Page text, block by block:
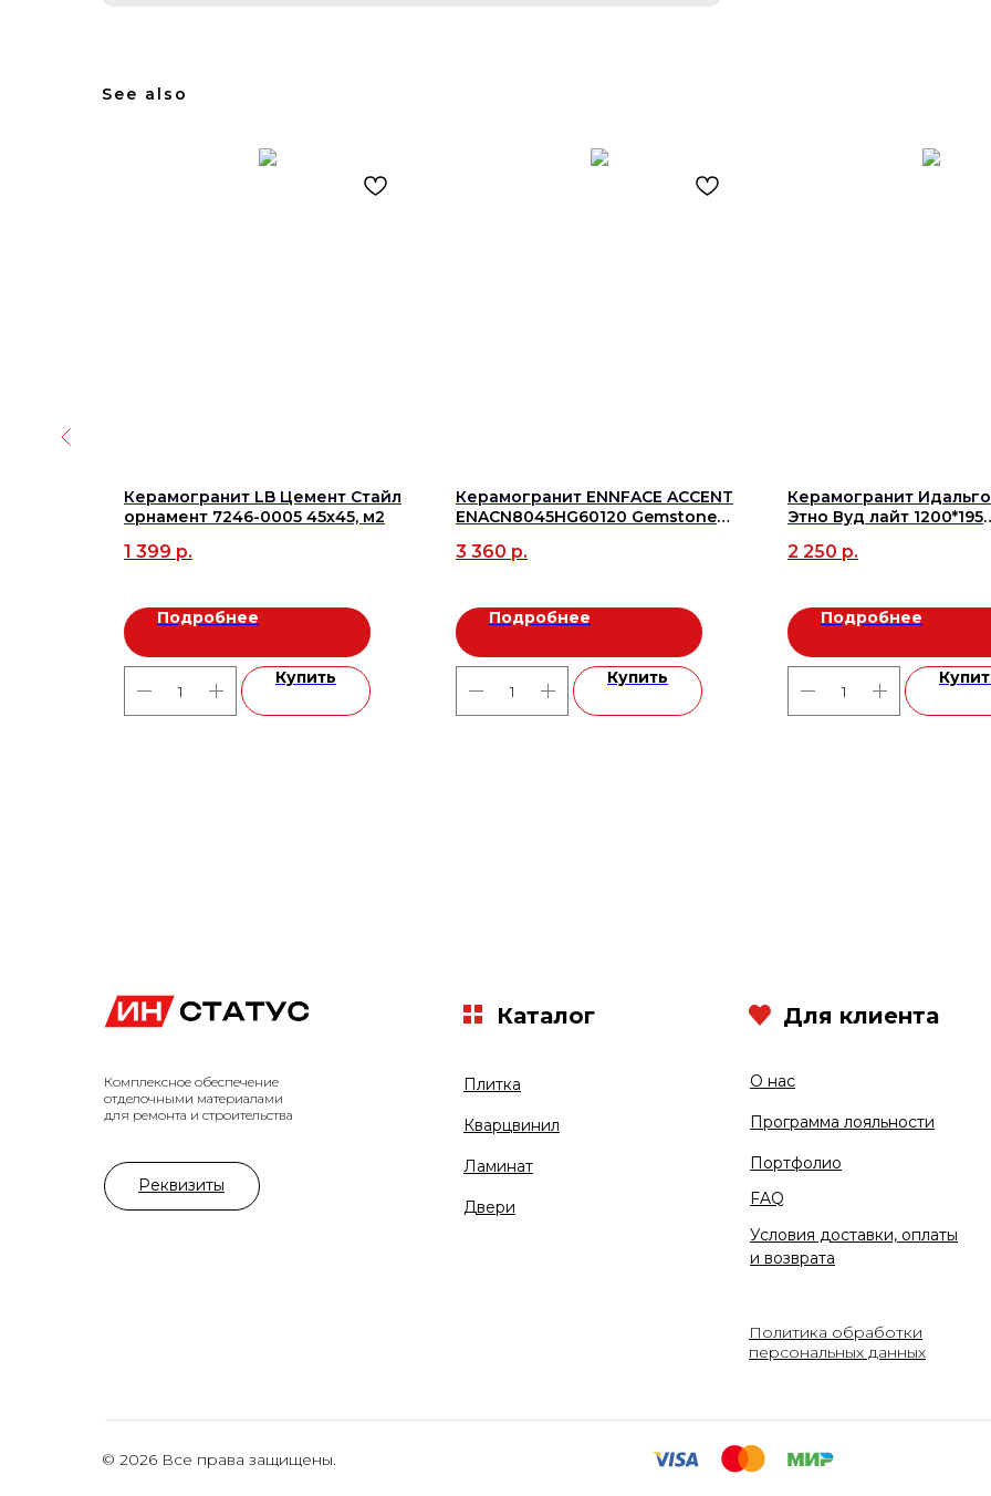
See also
Керамогранит LB Цемент Стайл
орнамент 7246-0005 45х45, м2
1 399 р.
Подробнее
Купить
Керамогранит ENNFACE ACCENT
ENACN8045HG60120 Gemstone
3 360 р.
Подробнее
Купить
Керамогранит
Этно Вуд лайт 1200*195
2 250 р.
Подробнее
© 2026 Все права защищены.
Политика обработки
персональных данных
Комплексное обеспечение
отделочными материалами
для ремонта и строительства
Плитка
Кварцвинил
О нас
Ламинат
Программа лояльности
Двери
Портфолио
Условия доставки, оплаты
и возврата
FAQ
Каталог Для клиента
Реквизиты